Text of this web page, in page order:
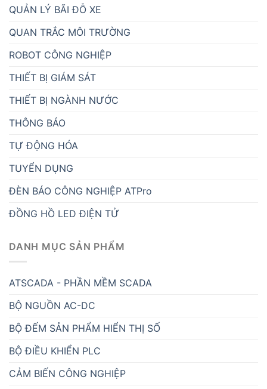
QUẢN LÝ BÃI ĐỖ XE
QUAN TRẮC MÔI TRƯỜNG
ROBOT CÔNG NGHIỆP
THIẾT BỊ GIÁM SÁT
THIẾT BỊ NGÀNH NƯỚC
THÔNG BÁO
TỰ ĐỘNG HÓA
TUYỂN DỤNG
ĐÈN BÁO CÔNG NGHIỆP ATPro
ĐỒNG HỒ LED ĐIỆN TỬ
DANH MỤC SẢN PHẨM
ATSCADA - PHẦN MỀM SCADA
BỘ NGUỒN AC-DC
BỘ ĐẾM SẢN PHẨM HIỂN THỊ SỐ
BỘ ĐIỀU KHIỂN PLC
CẢM BIẾN CÔNG NGHIỆP